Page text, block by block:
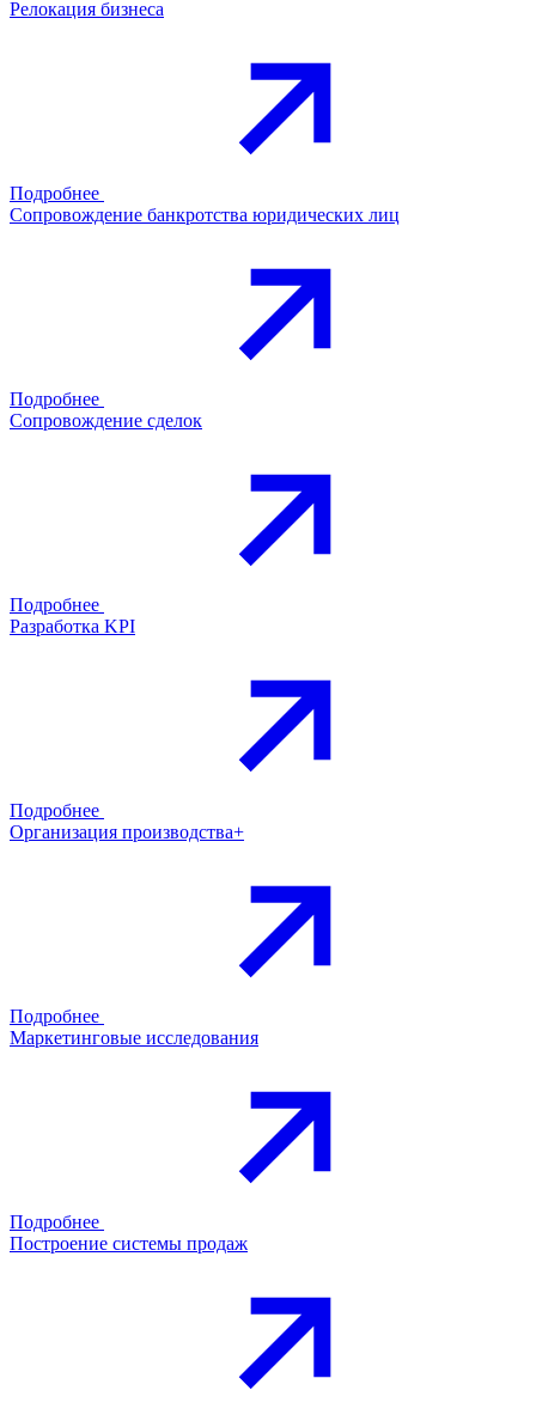
Релокация бизнеса
Подробнее
Сопровождение банкротства юридических лиц
Подробнее
Сопровождение сделок
Подробнее
Разработка KPI
Подробнее
Организация производства+
Подробнее
Маркетинговые исследования
Подробнее
Построение системы продаж